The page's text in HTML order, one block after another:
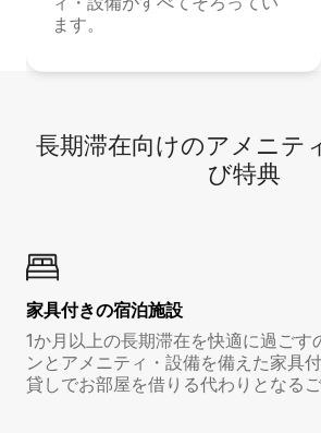
ます。
長期滞在向け⁠のア⁠メ⁠ニ⁠テ⁠
び特⁠典
家具付き⁠の宿⁠泊⁠施⁠設
1か月以上の長期滞在を快適に過ごす
ンとアメニティ・設備を備えた家具
貸しでお部屋を借りる代わりとなるご